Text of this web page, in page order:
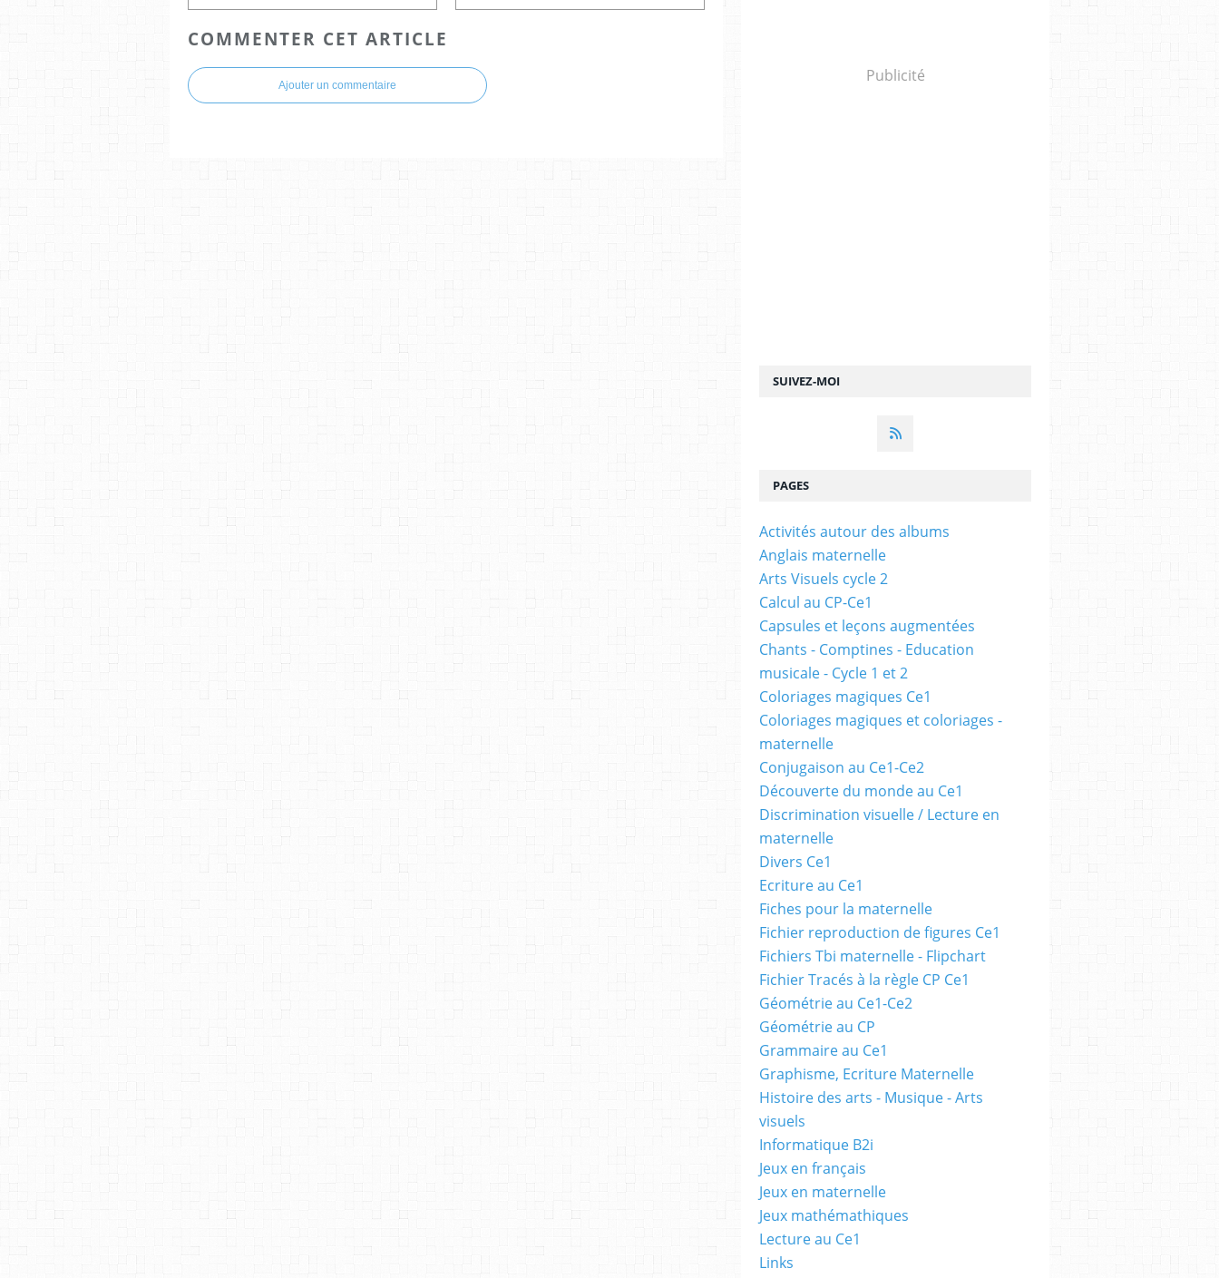
COMMENTER CET ARTICLE
Ajouter un commentaire
SUIVEZ-MOI
Publicité
PAGES
Activités autour des albums
Anglais maternelle
Arts Visuels cycle 2
Calcul au CP-Ce1
Capsules et leçons augmentées
Chants - Comptines - Education
musicale - Cycle 1 et 2
Coloriages magiques Ce1
Coloriages magiques et coloriages -
maternelle
Conjugaison au Ce1-Ce2
Découverte du monde au Ce1
Discrimination visuelle / Lecture en
maternelle
Divers Ce1
Ecriture au Ce1
Fiches pour la maternelle
Fichier reproduction de figures Ce1
Fichiers Tbi maternelle - Flipchart
Fichier Tracés à la règle CP Ce1
Géométrie au Ce1-Ce2
Géométrie au CP
Grammaire au Ce1
Graphisme, Ecriture Maternelle
Histoire des arts - Musique - Arts
visuels
Informatique B2i
Jeux en français
Jeux en maternelle
Jeux mathémathiques
Lecture au Ce1
Links